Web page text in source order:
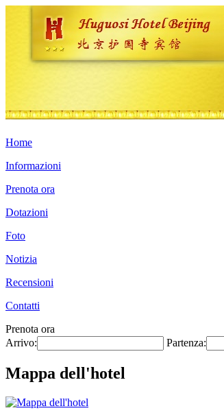
Home
Informazioni
Prenota ora
Dotazioni
Foto
Notizia
Recensioni
Contatti
Prenota ora
Arrivo:
Partenza:
Mappa dell'hotel